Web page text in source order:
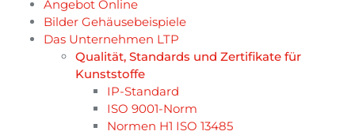
Angebot Online
Bilder Gehäusebeispiele
Das Unternehmen LTP
Qualität, Standards und Zertifikate für
Kunststoffe
IP-Standard
ISO 9001-Norm
Normen H1 ISO 13485